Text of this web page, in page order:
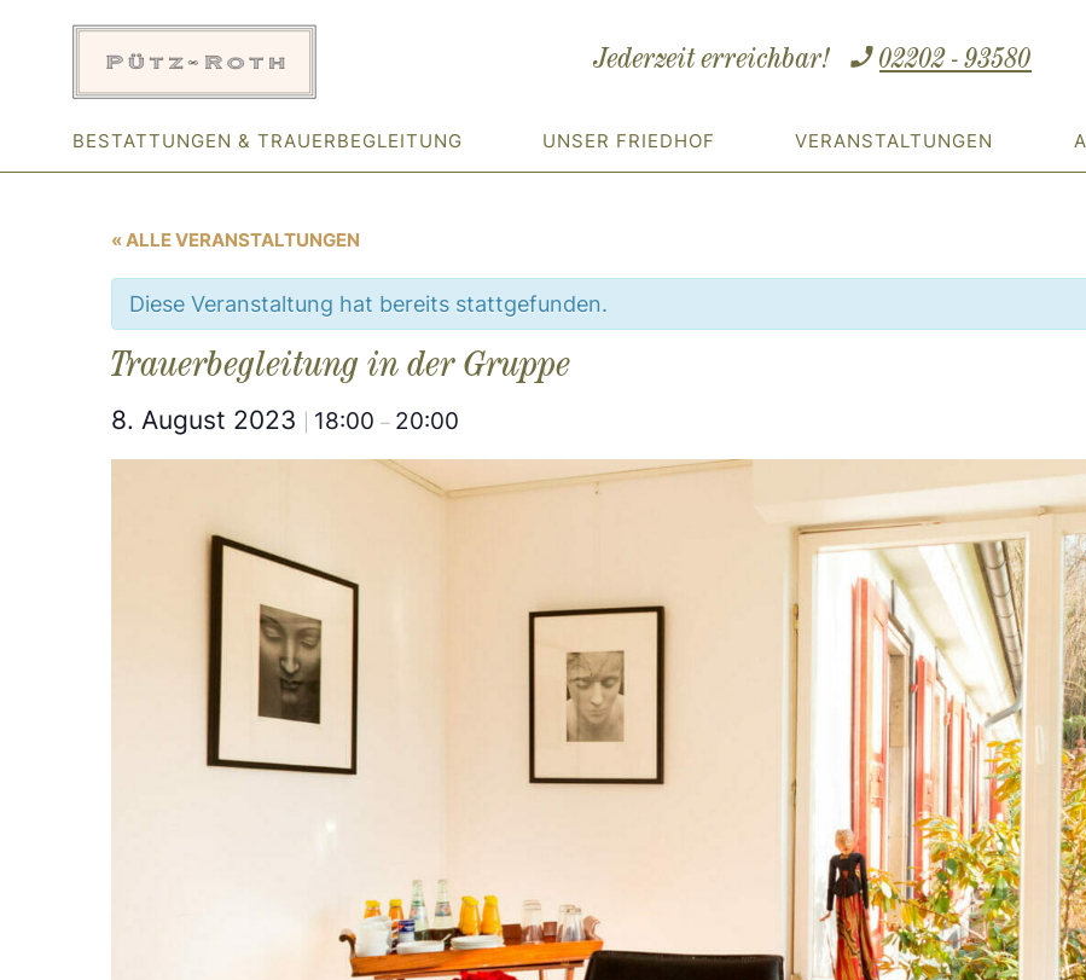
Jederzeit erreichbar! 02202 - 93580
BESTATTUNGEN & TRAUERBEGLEITUNG UNSER FRIEDHOF VERANSTALTUNGEN
« ALLE VERANSTALTUNGEN
Diese Veranstaltung hat bereits stattgefunden.
Trauerbegleitung in der Gruppe
8. August 2023 18:00 – 20:00